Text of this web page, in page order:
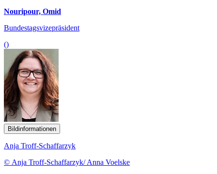
Nouripour, Omid
Bundestagsvizepräsident
()
Bildinformationen
Anja Troff-Schaffarzyk
© Anja Troff-Schaffarzyk/ Anna Voelske